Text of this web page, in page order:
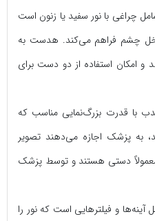
چراغی با نور سفید یا زنون است
چشم فراهم می‌کند. هدست به
امکان استفاده از دو دست برای
قدرت بزرگ‌نمایی مناسب که
دیوپتر هستند، به پزشک اجازه می‌دهند تصویر
معمولاً دستی هستند و توسط پزشک
و فیلترهایی است که نور را